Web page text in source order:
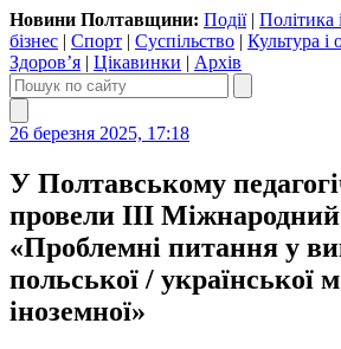
Новини Полтавщини: Події| Політика
бізнес | Спорт | Суспільство | Культура і
Здоров’я | Цікавинки | Архів
26 березня 2025, 17:18
У Полтавському
провели ІІІ
«Проблемні питання у
польської / української
іноземної»